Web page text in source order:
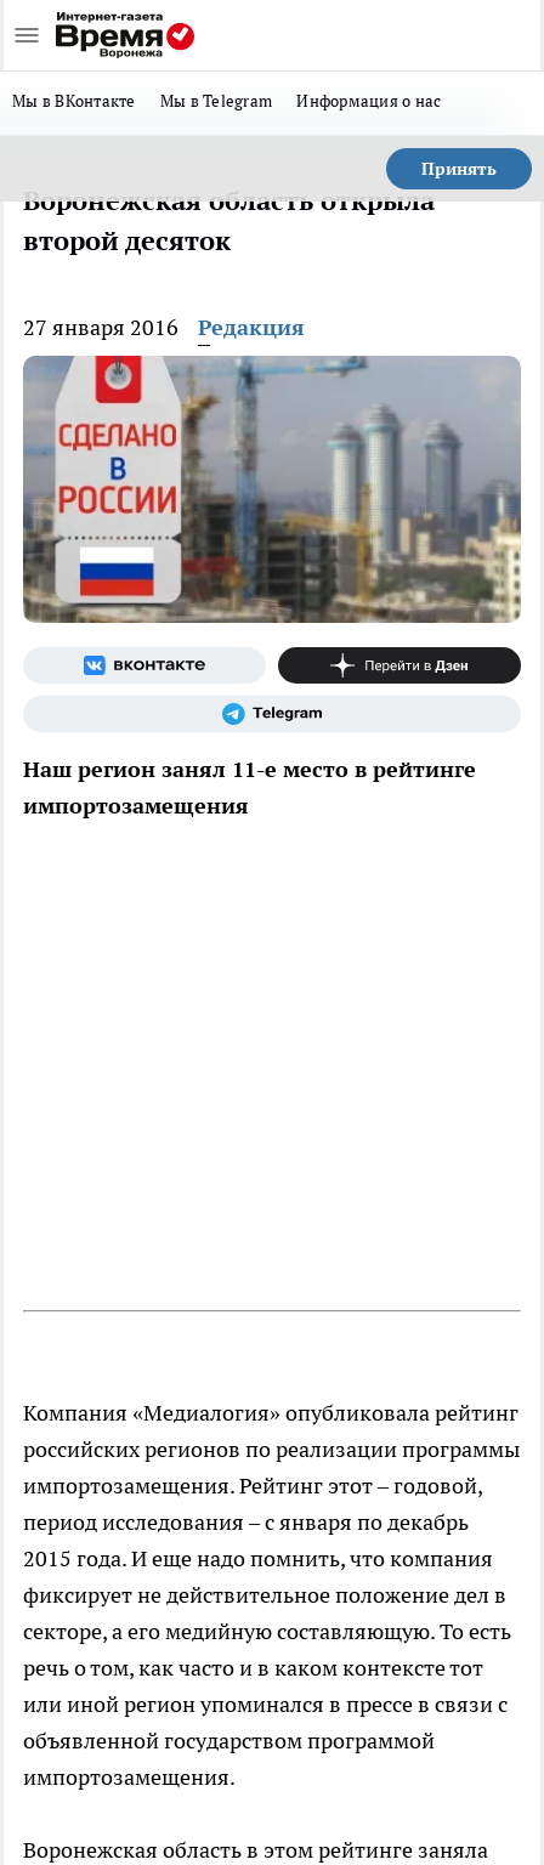
Мы в ВКонтакте Мы в Telegram Информация о нас
Принять
Воронежская область открыла
второй десяток
27 января 2016 Редакция
Наш регион занял 11-е место в рейтинге
импортозамещения
Компания «Медиалогия» опубликовала рейтинг
российских регионов по реализации программы
импортозамещения. Рейтинг этот – годовой,
период исследования – с января по декабрь
2015 года. И еще надо помнить, что компания
фиксирует не действительное положение дел в
секторе, а его медийную составляющую. То есть
речь о том, как часто и в каком контексте тот
или иной регион упоминался в прессе в связи с
объявленной государством программой
импортозамещения.
Воронежская область в этом рейтинге заняла